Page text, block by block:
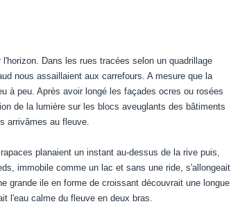
Dans les rues tracées selon un quadrillage
nous assaillaient aux carrefours. A mesure que la
à peu. Après avoir longé les façades ocres ou rosées
de la lumière sur les blocs aveuglants des bâtiments
arrivâmes au fleuve.
planaient un instant au-dessus de la rive puis,
immobile comme un lac et sans une ride, s'allongeait
grande ile en forme de croissant découvrait une longue
l'eau calme du fleuve en deux bras.